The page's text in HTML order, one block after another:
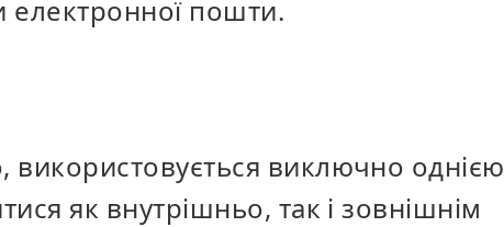
електронної пошти.
виключно однією
як внутрішньо, так і зовнішнім